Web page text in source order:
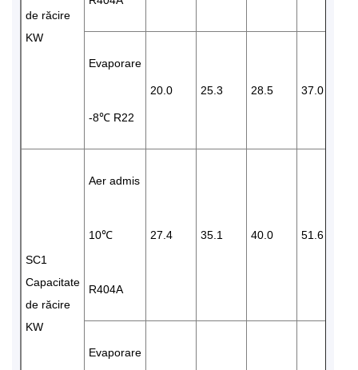
de răcire
KW
Evaporare
-8℃ R22
20.0 25.3 28.5 37.0
SC1
Capacitate
de răcire
KW
Aer admis
10℃
R404A
27.4 35.1 40.0 51.6
Evaporare